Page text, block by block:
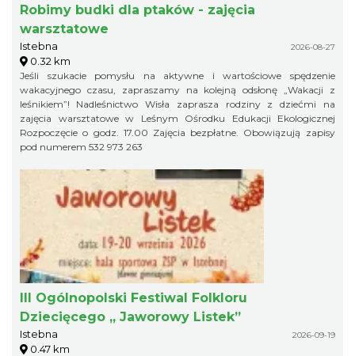
Robimy budki dla ptaków - zajęcia
warsztatowe
Istebna 2026-08-27
0.32 km
Jeśli szukacie pomysłu na aktywne i wartościowe spędzenie
wakacyjnego czasu, zapraszamy na kolejną odsłonę „Wakacji z
leśnikiem”! Nadleśnictwo Wisła zaprasza rodziny z dziećmi na
zajęcia warsztatowe w Leśnym Ośrodku Edukacji Ekologicznej
Rozpoczęcie o godz. 17.00 Zajęcia bezpłatne. Obowiązują zapisy
pod numerem 532 973 263
III Ogólnopolski Festiwal Folkloru
Dziecięcego „ Jaworowy Listek”
Istebna 2026-09-19
0.47 km